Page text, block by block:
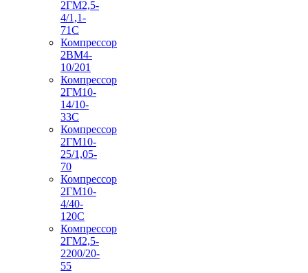
2ГМ2,5-
4/1,1-
71С
Компрессор
2ВМ4-
10/201
Компрессор
2ГМ10-
14/10-
33С
Компрессор
2ГМ10-
25/1,05-
70
Компрессор
2ГМ10-
4/40-
120С
Компрессор
2ГМ2,5-
2200/20-
55